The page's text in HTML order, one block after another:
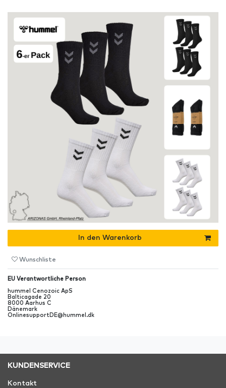
In den Warenkorb
Wunschliste
EU Verantwortliche Person
hummel Cenozoic ApS
Balticagade 20
8000 Aarhus C
Dänemark
OnlinesupportDE@hummel.dk
KUNDENSERVICE
Kontakt